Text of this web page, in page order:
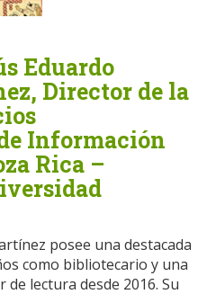
Eduardo
Director de la
Información
Rica –
posee una destacada
como bibliotecario y una
lectura desde 2016. Su